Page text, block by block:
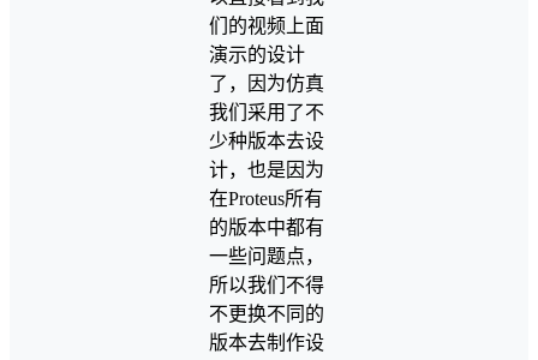
们的视频上面
演示的设计
了，因为仿真
我们采用了不
少种版本去设
计，也是因为
在Proteus所有
的版本中都有
一些问题点，
所以我们不得
不更换不同的
版本去制作设